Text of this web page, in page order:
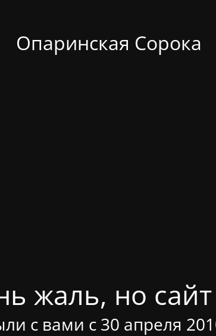
Опаринская Сорока
жаль, но сайт
с вами с 30 апреля